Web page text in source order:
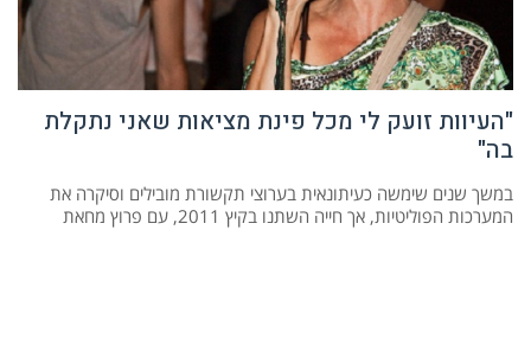
"העיוות זועק לי מכל פינת מציאות שאני נתקלת
בה"
במשך שנים שימשה כעיתונאית בערוצי תקשורת מובילים וסיקרה את
המערכות הפוליטיות, אך חייה השתנו בקיץ 2011, עם פרוץ מחאת